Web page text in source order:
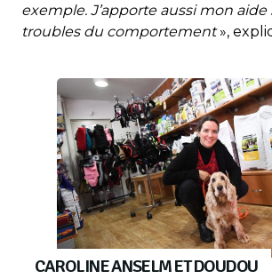
exemple. J’apporte aussi mon aide
troubles du comportement»,
CAROLINE ANSELM ET DOUDOU